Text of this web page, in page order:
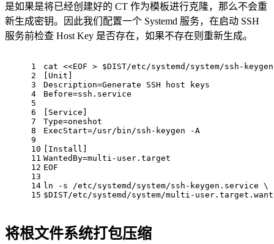
是如果是将已经创建好的 CT 作为模板进行克隆，那么不会重
新生成密钥。因此我们配置一个 Systemd 服务，在启动 SSH
服务前检查 Host Key 是否存在，如果不存在则重新生成。
1
2
3
4
5
6
7
8
9
10
11
12
13
14
15
cat <<EOF > $DIST/etc/systemd/system/ssh-
[Unit]
Description=Generate SSH host keys
Before=ssh.service
[Service]
Type=oneshot
ExecStart=/usr/bin/ssh-keygen -A
[Install]
WantedBy=multi-user.target
EOF
ln -s /etc/systemd/system/ssh-keygen.service \
$DIST/etc/systemd/system/multi-
将根文件系统打包压缩